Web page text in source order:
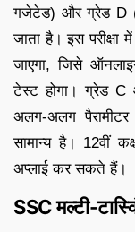
गजेटेड) और ग्रेड D
जाता है। इस परीक्षा
जाएगा, जिसे
टेस्ट होगा। ग्रेड C
अलग-अलग पैरामीटर
सामान्य है। 12वीं
अप्लाई कर सकते हैं।
SSC मल्टी-